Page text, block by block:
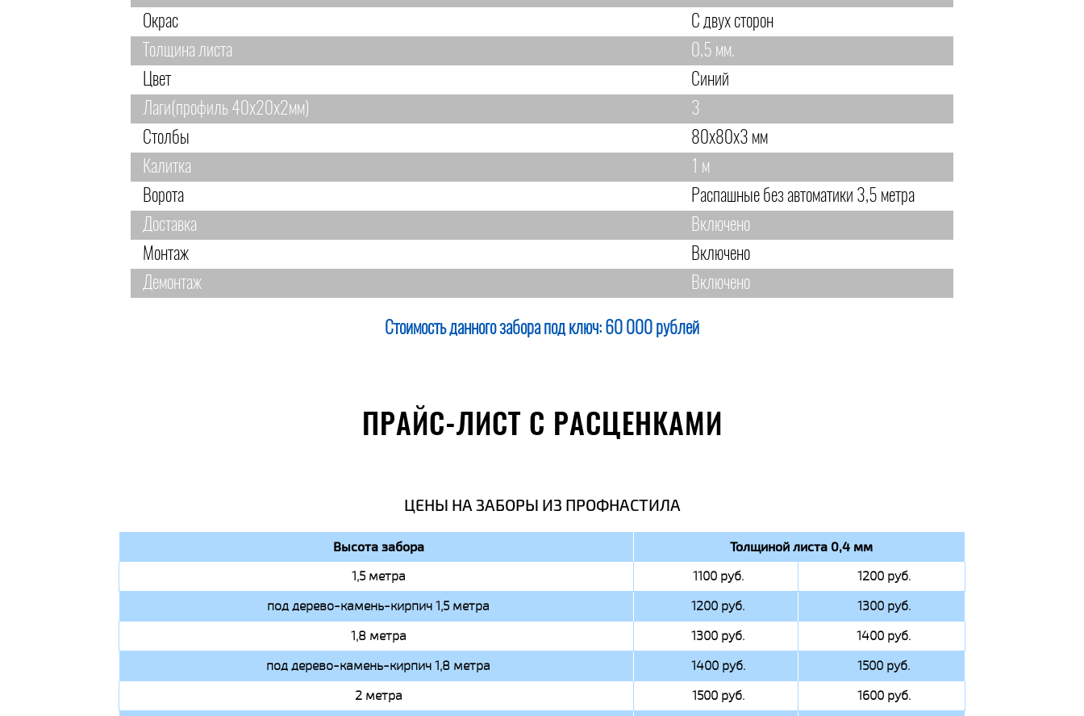
Окрас
С двух сторон
Толщина листа
0,5 мм.
Цвет
Синий
Лаги(профиль 40х20х2мм)
3
Столбы
80х80х3 мм
Калитка
1 м
Ворота
Распашные без автоматики 3,5 метра
Доставка
Включено
Монтаж
Включено
Демонтаж
Включено
Стоимость данного забора под ключ: 60 000 рублей
ПРАЙС-ЛИСТ С РАСЦЕНКАМИ
ЦЕНЫ НА ЗАБОРЫ ИЗ ПРОФНАСТИЛА
Высота забора Толщиной листа 0,4 мм
1,5 метра 1100 руб.
1200 руб.
под дерево-камень-кирпич 1,5 метра
1200 руб.
1300 руб.
1,8 метра
1300 руб.
1400 руб.
под дерево-камень-кирпич 1,8 метра
1400 руб.
1500 руб.
2 метра
1500 руб.
1600 руб.